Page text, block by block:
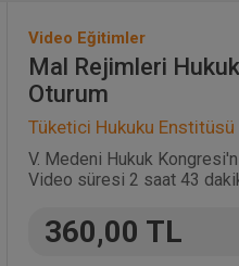
Video Eğitimler
Mal Rejimleri
Oturum
Tüketici Hukuku Enstitüsü
V. Medeni Hukuk
Video süresi 2 saat 43
360,00 TL